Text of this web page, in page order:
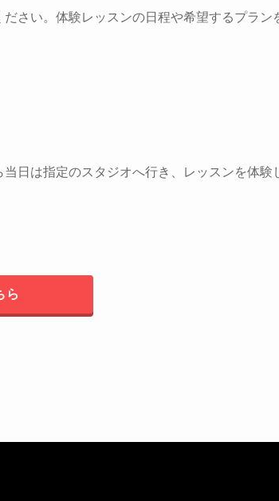
さい。体験レッスンの日程や希望するプラン
日は指定のスタジオへ行き、レッスンを体験
ら